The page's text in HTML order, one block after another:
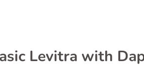
Levitra with